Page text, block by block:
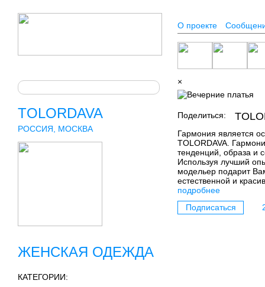
О проекте
TOLORDAVA
РОССИЯ, МОСКВА
ЖЕНСКАЯ ОДЕЖДА
КАТЕГОРИИ:
×
Поделиться:
Гармония является
TOLORDAVA.
тенденций, образа и
Используя лучший
модельер подарит
естественной и
подробнее
Подписаться